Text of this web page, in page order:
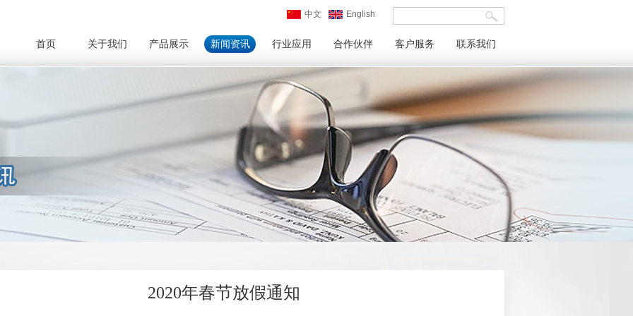
中文 English
首页 关于我们 产品展示 新闻资讯 行业应用 合作伙伴 客户服务 联系我们
2020年春节放假通知